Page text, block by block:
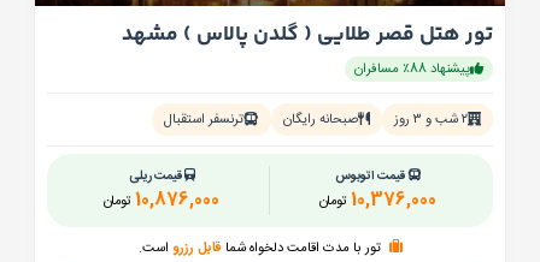
تور هتل قصر طلایی ( گلدن پالاس ) مشهد
پیشنهاد 88٪ مسافران
۲ شب و ۳ روز صبحانه رایگان ترنسفر استقبال
قیمت اتوبوس
تومان 10,376,000
قیمت ریلی
تومان 10,876,000
تور با مدت اقامت دلخواه شما قابل رزرو است.